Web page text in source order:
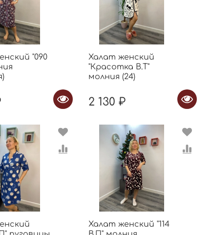
"090
Халат женский
"Красотка В.Т"
молния (24)
2 130 ₽
Халат женский "114